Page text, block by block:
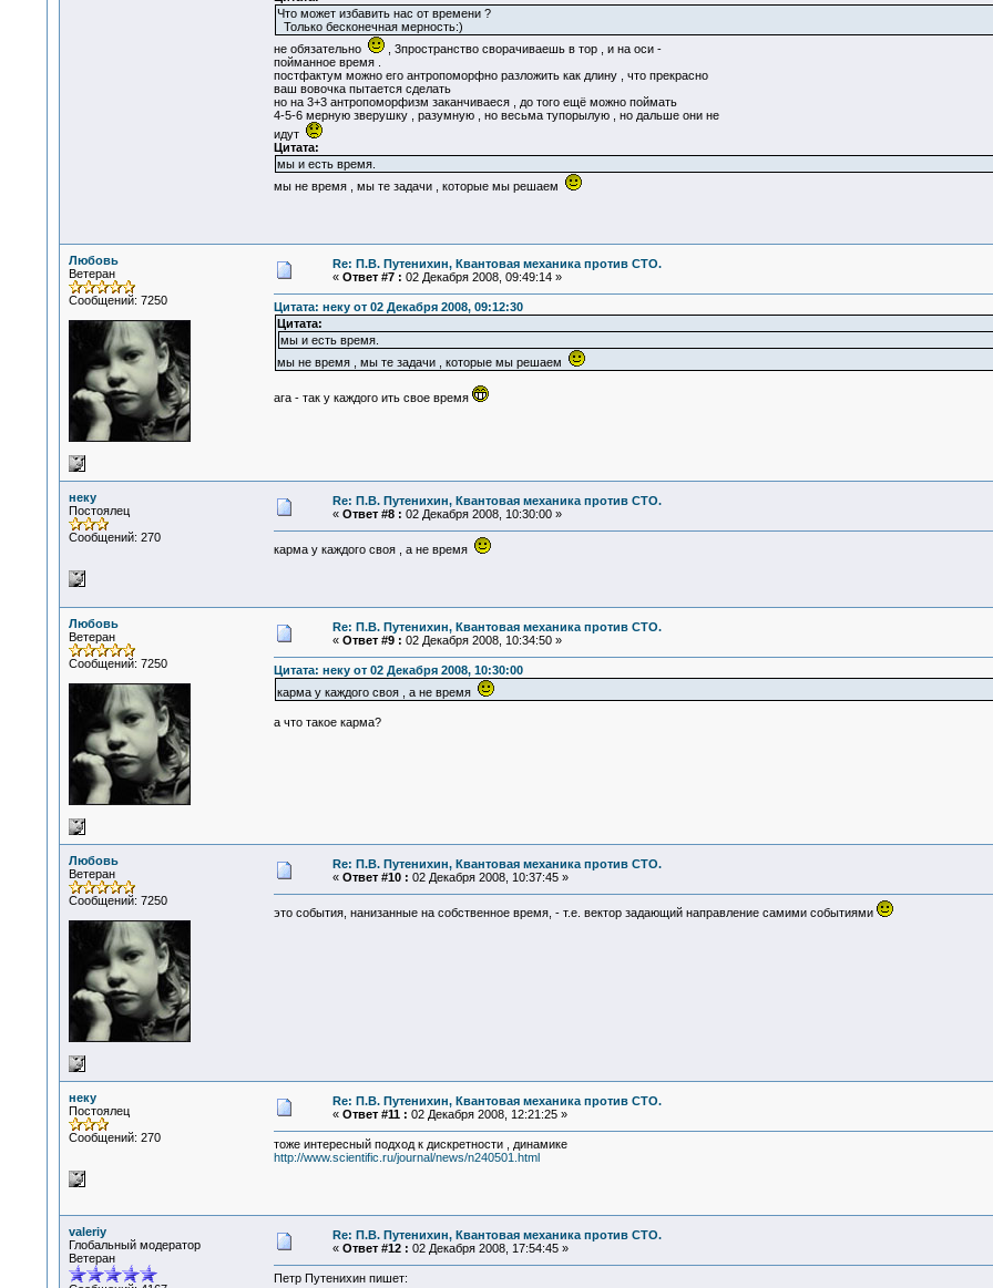
Что может избавить нас от времени ?
Только бесконечная мерность:)
не обязательно
, 3пространство сворачиваешь в тор , и на оси -
пойманное время .
постфактум можно его антропоморфно разложить как длину , что прекрасно
ваш вовочка пытается сделать
но на 3+3 антропоморфизм заканчиваеся , до того ещё можно поймать
4-5-6 мерную зверушку , разумную , но весьма тупорылую , но дальше они не
идут
Цитата:
мы и есть время.
мы не время , мы те задачи , которые мы решаем
Любовь
Ветеран
Сообщений: 7250
Re: П.В. Путенихин, Квантовая механика против СТО.
« Ответ #7 : 02 Декабря 2008, 09:49:14 »
Цитата: неку от 02 Декабря 2008, 09:12:30
Цитата:
мы и есть время.
мы не время , мы те задачи , которые мы решаем
ага - так у каждого ить свое время
неку
Постоялец
Сообщений: 270
Re: П.В. Путенихин, Квантовая механика против СТО.
« Ответ #8 : 02 Декабря 2008, 10:30:00 »
карма у каждого своя , а не время
Любовь
Ветеран
Сообщений: 7250
Re: П.В. Путенихин, Квантовая механика против СТО.
« Ответ #9 : 02 Декабря 2008, 10:34:50 »
Цитата: неку от 02 Декабря 2008, 10:30:00
карма у каждого своя , а не время
а что такое карма?
Любовь
Ветеран
Сообщений: 7250
Re: П.В. Путенихин, Квантовая механика против СТО.
« Ответ #10 : 02 Декабря 2008, 10:37:45 »
это события, нанизанные на собственное время, - т.е. вектор задающий направление самими событиями
неку
Постоялец
Сообщений: 270
Re: П.В. Путенихин, Квантовая механика против СТО.
« Ответ #11 : 02 Декабря 2008, 12:21:25 »
тоже интересный подход к дискретности , динамике
http://www.scientific.ru/journal/news/n240501.html
valeriy
Глобальный модератор
Ветеран
Re: П.В. Путенихин, Квантовая механика против СТО.
« Ответ #12 : 02 Декабря 2008, 17:54:45 »
Петр Путенихин пишет: